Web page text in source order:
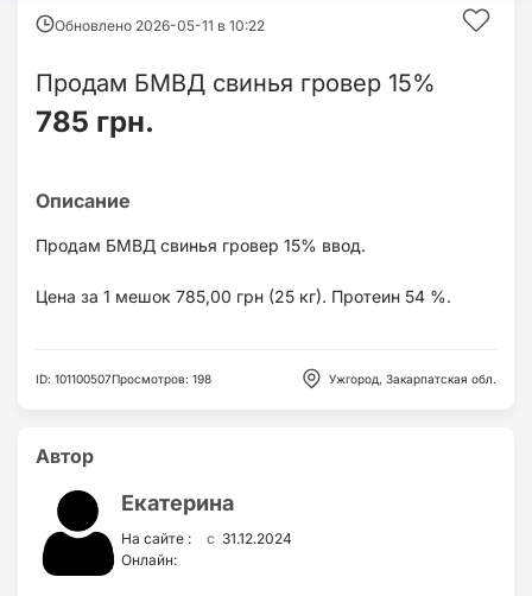
Обновлено 2026-05-11 в 10:22
Продам БМВД свинья гровер 15%
785 грн.
Продам БМВД свинья гровер 15% ввод.
Цена за 1 мешок 785,00 грн (25 кг). Протеин 54 %.
ID: 101100507Просмотров: 198 Ужгород, Закарпатская обл.
Автор
Екатерина
На сайте : c 31.12.2024
Онлайн: